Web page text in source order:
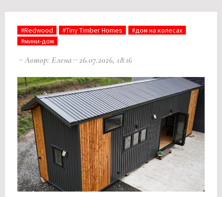
#Redwood #Tiny Timber Homes
#дом на колесах
#мини-дом
Автор: Елена 26.07.2026, 18:16